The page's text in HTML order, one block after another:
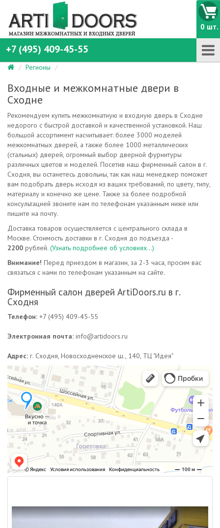
+7 (495) 409-45-55
0 шт.
Регионы
Входные и межкомнатные двери в
Сходне
Рекомендуем купить межкомнатную и входную дверь в Сходне
недорого с быстрой доставкой и качественной установкой. Наш
большой ассортимент насчитывает: более 3000 моделей
межкомнатных дверей, а также более 1000 металлических
(стальных) дверей, огромный выбор дверной фурнитуры
различных цветов и моделей. Посетив наш фирменный салон в г.
Сходня, вы останетесь довольны, так как наш менеджер поможет
вам подобрать дверь исходя из ваших требований, по цвету, типу,
материалу и конечно же цене. Также за более подробной
консультацией звоните нам по телефонам указанным ниже или
пишите на почту.
Доставка товаров осуществляется с центрального склада в
Москве. Стоимость доставки в г. Сходня до подъезда -
2200 рублей. (Узнать подробнее об условиях...)
Внимание! Перед приездом в магазин, за 2-3 часа, просим вас
связаться с нами по телефонам указанным на сайте.
Фирменный салон дверей ArtiDoors.ru в г.
Сходня
Телефон: +7 (495) 409-45-55
Электронная почта: info@artidoors.ru
Адрес: г. Сходня, Новосходненское ш., 140, ТЦ "Идея"